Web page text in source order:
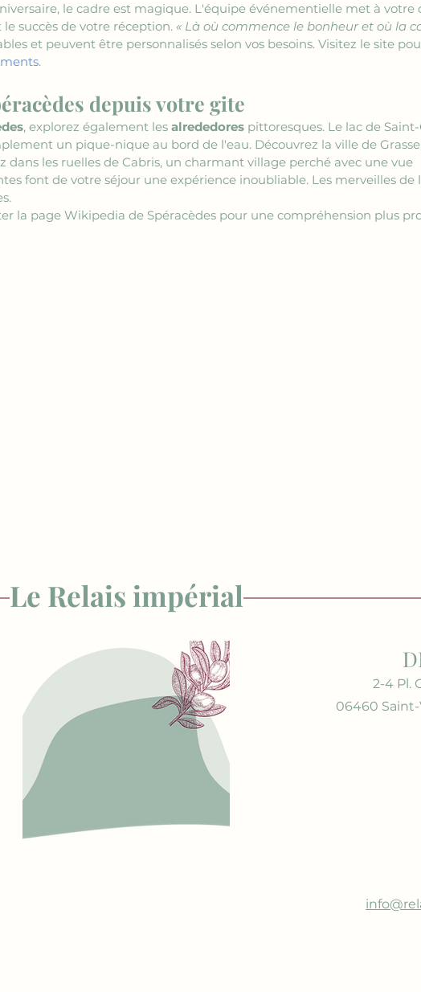
le cadre est magique. L'équipe événementielle met à votre
succès de votre réception. « Là où commence le bonheur et où la
et peuvent être personnalisés selon vos besoins. Visitez le site
.
depuis votre gite
, explorez également les alrededores pittoresques. Le lac de
un pique-nique au bord de l'eau. Découvrez la ville de
dans les ruelles de Cabris, un charmant village perché avec une vue
font de votre séjour une expérience inoubliable. Les merveilles de
la page Wikipedia de Spéracèdes pour une compréhension plus
Le Relais impérial
2-4 Pl.
06460